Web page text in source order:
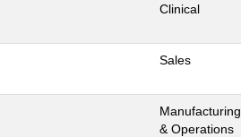
Clinical
Sales
Manufacturing
& Operations